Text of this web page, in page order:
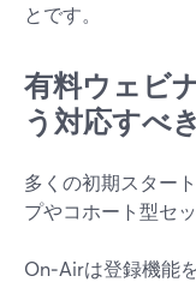
とです。
有料ウェビ
う対応すべ
多くの初期スター
プやコホート型セ
On‑Airは登録機能